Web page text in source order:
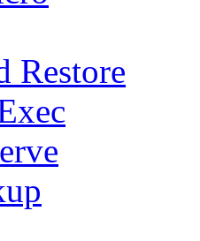
Restore